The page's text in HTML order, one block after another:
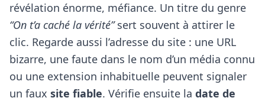
révélation énorme, méfiance. Un titre du genre
“On t’a caché la vérité”sert souvent à attirer le
clic. Regarde aussi l’adresse du site : une URL
bizarre, une faute dans le nom d’un média connu
ou une extension inhabituelle peuvent signaler
un faux site fiable. Vérifie ensuite la date de